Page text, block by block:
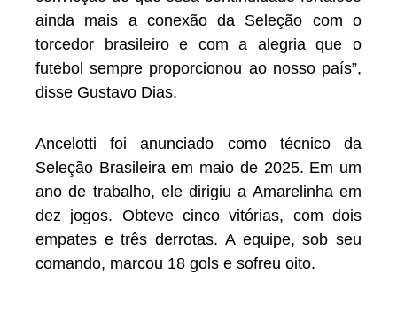
ainda mais a conexão da Seleção com o
torcedor brasileiro e com a alegria que o
futebol sempre proporcionou ao nosso país”,
disse Gustavo Dias.
Ancelotti foi anunciado como técnico da
Seleção Brasileira em maio de 2025. Em um
ano de trabalho, ele dirigiu a Amarelinha em
dez jogos. Obteve cinco vitórias, com dois
empates e três derrotas. A equipe, sob seu
comando, marcou 18 gols e sofreu oito.